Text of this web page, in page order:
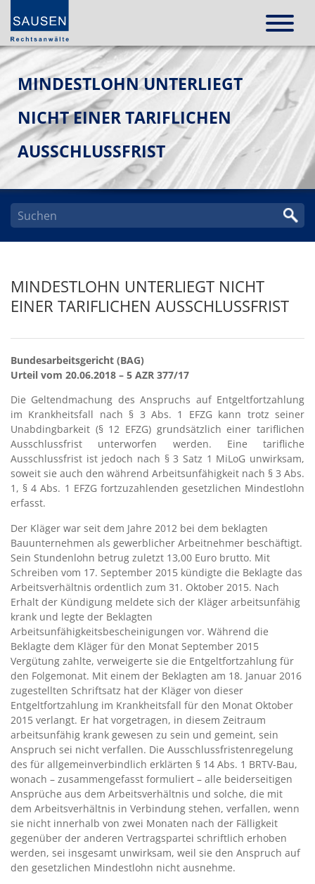
MINDESTLOHN UNTERLIEGT
NICHT EINER TARIFLICHEN
AUSSCHLUSSFRIST
MINDESTLOHN UNTERLIEGT NICHT
EINER TARIFLICHEN AUSSCHLUSSFRIST
Bundesarbeitsgericht (BAG)
Urteil vom 20.06.2018 – 5 AZR 377/17
Die Geltendmachung des Anspruchs auf Entgeltfortzahlung
im Krankheitsfall nach § 3 Abs. 1 EFZG kann trotz seiner
Unabdingbarkeit (§ 12 EFZG) grundsätzlich einer tariflichen
Ausschlussfrist unterworfen werden. Eine tarifliche
Ausschlussfrist ist jedoch nach § 3 Satz 1 MiLoG unwirksam,
soweit sie auch den während Arbeitsunfähigkeit nach § 3 Abs.
1, § 4 Abs. 1 EFZG fortzuzahlenden gesetzlichen Mindestlohn
erfasst.
Der Kläger war seit dem Jahre 2012 bei dem beklagten
Bauunternehmen als gewerblicher Arbeitnehmer beschäftigt.
Sein Stundenlohn betrug zuletzt 13,00 Euro brutto. Mit
Schreiben vom 17. September 2015 kündigte die Beklagte das
Arbeitsverhältnis ordentlich zum 31. Oktober 2015. Nach
Erhalt der Kündigung meldete sich der Kläger arbeitsunfähig
krank und legte der Beklagten
Arbeitsunfähigkeitsbescheinigungen vor. Während die
Beklagte dem Kläger für den Monat September 2015
Vergütung zahlte, verweigerte sie die Entgeltfortzahlung für
den Folgemonat. Mit einem der Beklagten am 18. Januar 2016
zugestellten Schriftsatz hat der Kläger von dieser
Entgeltfortzahlung im Krankheitsfall für den Monat Oktober
2015 verlangt. Er hat vorgetragen, in diesem Zeitraum
arbeitsunfähig krank gewesen zu sein und gemeint, sein
Anspruch sei nicht verfallen. Die Ausschlussfristenregelung
des für allgemeinverbindlich erklärten § 14 Abs. 1 BRTV-Bau,
wonach – zusammengefasst formuliert – alle beiderseitigen
Ansprüche aus dem Arbeitsverhältnis und solche, die mit
dem Arbeitsverhältnis in Verbindung stehen, verfallen, wenn
sie nicht innerhalb von zwei Monaten nach der Fälligkeit
gegenüber der anderen Vertragspartei schriftlich erhoben
werden, sei insgesamt unwirksam, weil sie den Anspruch auf
den gesetzlichen Mindestlohn nicht ausnehme.